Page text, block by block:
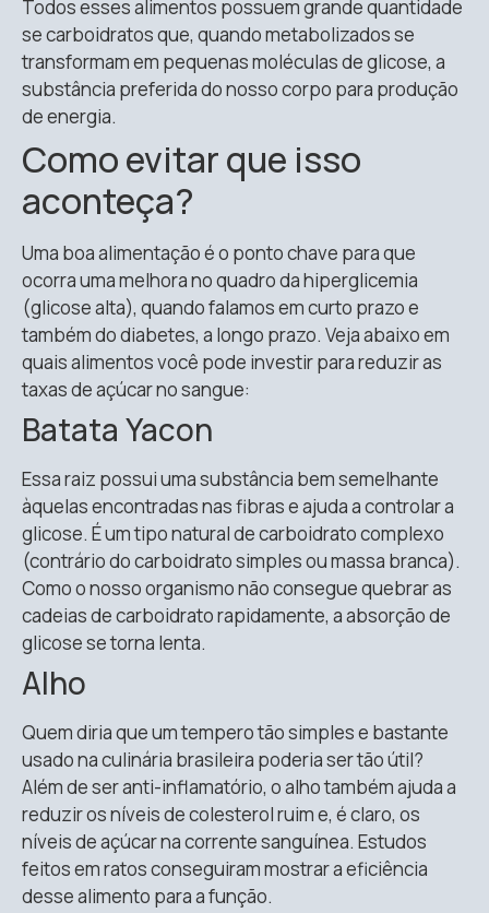
Todos esses alimentos possuem grande quantidade
se carboidratos que, quando metabolizados se
transformam em pequenas moléculas de glicose, a
substância preferida do nosso corpo para produção
de energia.
Como evitar que isso
aconteça?
Uma boa alimentação é o ponto chave para que
ocorra uma melhora no quadro da hiperglicemia
(glicose alta), quando falamos em curto prazo e
também do diabetes, a longo prazo. Veja abaixo em
quais alimentos você pode investir para reduzir as
taxas de açúcar no sangue:
Batata Yacon
Essa raiz possui uma substância bem semelhante
àquelas encontradas nas fibras e ajuda a controlar a
glicose. É um tipo natural de carboidrato complexo
(contrário do carboidrato simples ou massa branca).
Como o nosso organismo não consegue quebrar as
cadeias de carboidrato rapidamente, a absorção de
glicose se torna lenta.
Alho
Quem diria que um tempero tão simples e bastante
usado na culinária brasileira poderia ser tão útil?
Além de ser anti-inflamatório, o alho também ajuda a
reduzir os níveis de colesterol ruim e, é claro, os
níveis de açúcar na corrente sanguínea. Estudos
feitos em ratos conseguiram mostrar a eficiência
desse alimento para a função.